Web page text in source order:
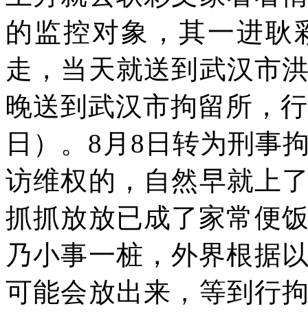
的监控对象，其一进耿
走，当天就送到武汉市
晚送到武汉市拘留所，
日）。 8 月 8 日转为刑事
访维权的，自然早就上
抓抓放放已成了家常便
乃小事一桩，外界根据
可能会放出来，等到行